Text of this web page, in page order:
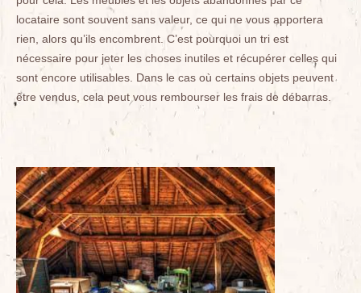
locataire sont souvent sans valeur, ce qui ne vous apportera
rien, alors qu’ils encombrent. C’est pourquoi un tri est
nécessaire pour jeter les choses inutiles et récupérer celles qui
sont encore utilisables. Dans le cas où certains objets peuvent
être vendus, cela peut vous rembourser les frais de débarras.